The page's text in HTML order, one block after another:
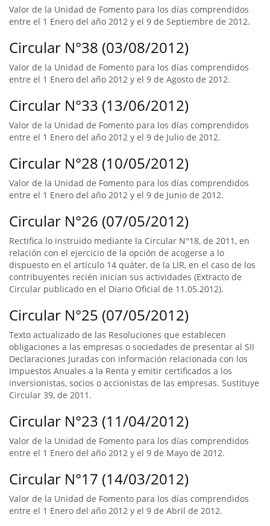
Valor de la Unidad de Fomento para los días comprendidos
entre el 1 Enero del año 2012 y el 9 de Septiembre de 2012.
Circular N°38 (03/08/2012)
Valor de la Unidad de Fomento para los días comprendidos
entre el 1 Enero del año 2012 y el 9 de Agosto de 2012.
Circular N°33 (13/06/2012)
Valor de la Unidad de Fomento para los días comprendidos
entre el 1 Enero del año 2012 y el 9 de Julio de 2012.
Circular N°28 (10/05/2012)
Valor de la Unidad de Fomento para los días comprendidos
entre el 1 Enero del año 2012 y el 9 de Junio de 2012.
Circular N°26 (07/05/2012)
Rectifica lo instruido mediante la Circular N°18, de 2011, en
relación con el ejercicio de la opción de acogerse a lo
dispuesto en el artículo 14 quáter, de la LIR, en el caso de los
contribuyentes recién inician sus actividades (Extracto de
Circular publicado en el Diario Oficial de 11.05.2012).
Circular N°25 (07/05/2012)
Texto actualizado de las Resoluciones que establecen
obligaciones a las empresas o sociedades de presentar al SII
Declaraciones Juradas con información relacionada con los
Impuestos Anuales a la Renta y emitir certificados a los
inversionistas, socios o accionistas de las empresas. Sustituye
Circular 39, de 2011.
Circular N°23 (11/04/2012)
Valor de la Unidad de Fomento para los días comprendidos
entre el 1 Enero del año 2012 y el 9 de Mayo de 2012.
Circular N°17 (14/03/2012)
Valor de la Unidad de Fomento para los días comprendidos
entre el 1 Enero del año 2012 y el 9 de Abril de 2012.